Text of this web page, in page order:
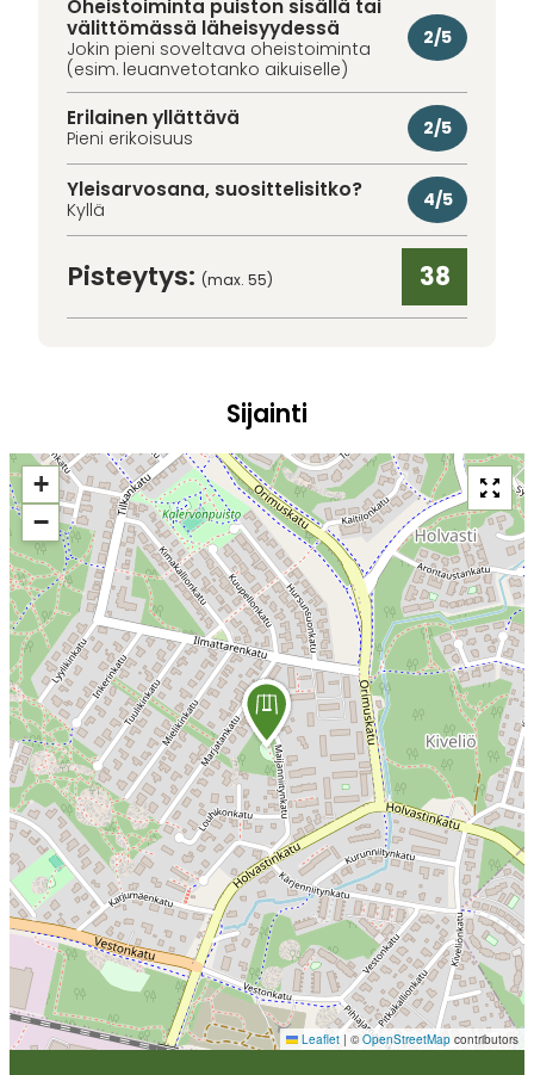
Oheistoiminta puiston sisällä tai
välittömässä läheisyydessä
Jokin pieni soveltava oheistoiminta
(esim. leuanvetotanko aikuiselle)
2/5
Erilainen yllättävä
Pieni erikoisuus 2/5
Yleisarvosana, suosittelisitko?
Kyllä 4/5
Pisteytys: (max. 55) 38
Sijainti
+
−
Leaflet | ©OpenStreetMap contributors